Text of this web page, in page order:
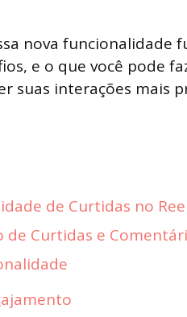
nova funcionalidade
e o que você pode
suas interações mais
de Curtidas no
de Curtidas e